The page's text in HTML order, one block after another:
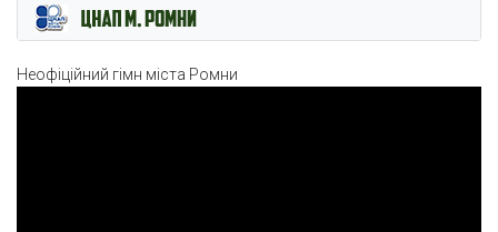
Неофіційний гімн міста Ромни